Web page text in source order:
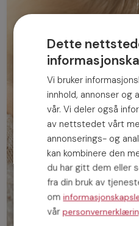
Dette
Vi bruker
innhold, annonser og
vår. Vi deler også
av nettstedet vårt
annonserings- og
kan kombinere den
du har gitt dem eller
fra din bruk av
om
vår